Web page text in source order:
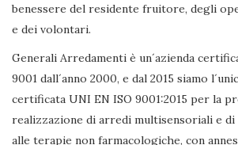
benessere del residente fruitore, degli
e dei volontari.
Generali Arredamenti è un´azienda
9001 dall´anno 2000, e dal 2015 siamo
certificata UNI EN ISO 9001:2015 per la
realizzazione di arredi multisensoriali e di
alle terapie non farmacologiche, con